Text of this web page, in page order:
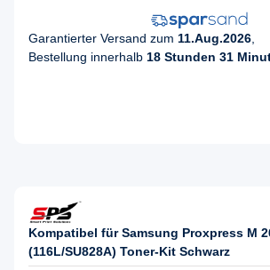
Garantierter Versand zum 11.Aug.2026
Bestellung innerhalb 18 Stunden 31
Kompatibel für Samsung Proxpress M
(116L/SU828A) Toner-Kit Schwarz